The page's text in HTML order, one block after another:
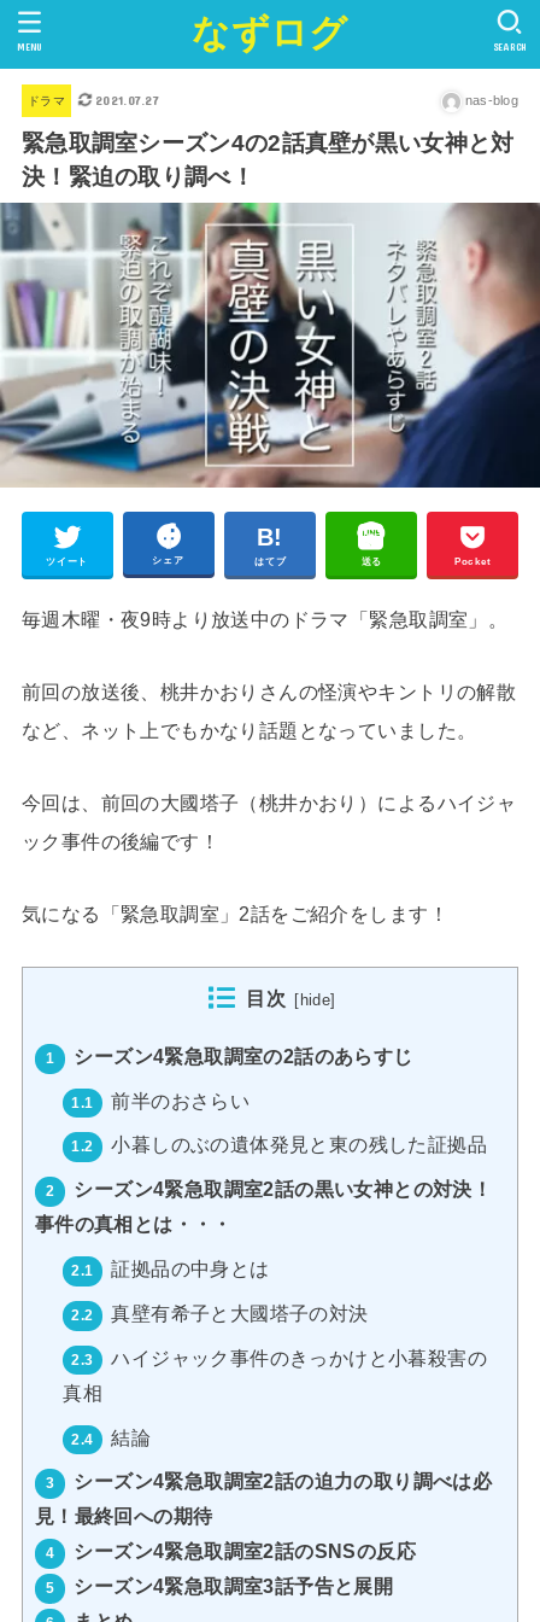
なずログ SEARCH
MENU
ドラマ 2021.07.27 nas-blog
緊急取調室シーズン4の2話真壁が黒い女神と対
決！緊迫の取り調べ！
ツイート シェア はてブ 送る Pocket
毎週木曜・夜9時より放送中のドラマ「緊急取調室」。
前回の放送後、桃井かおりさんの怪演やキントリの解散
など、ネット上でもかなり話題となっていました。
今回は、前回の大國塔子（桃井かおり）によるハイジャ
ック事件の後編です！
気になる「緊急取調室」2話をご紹介をします！
目次 hide
1 シーズン4緊急取調室の2話のあらすじ
1.1 前半のおさらい
1.2 小暮しのぶの遺体発見と東の残した証拠品
2
シーズン4緊急取調室2話の黒い女神との対決！
事件の真相とは・・・
2.1 証拠品の中身とは
2.2 真壁有希子と大國塔子の対決
2.3
ハイジャック事件のきっかけと小暮殺害の
真相
2.4 結論
3
シーズン4緊急取調室2話の迫力の取り調べは必
見！最終回への期待
4 シーズン4緊急取調室2話のSNSの反応
5 シーズン4緊急取調室3話予告と展開